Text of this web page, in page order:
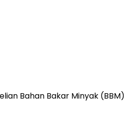
Bahan Bakar Minyak (BBM)